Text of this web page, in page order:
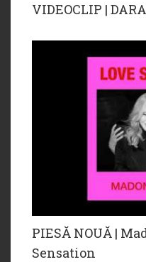
VIDEOCLIP |
PIESĂ NOUĂ |
Sensation